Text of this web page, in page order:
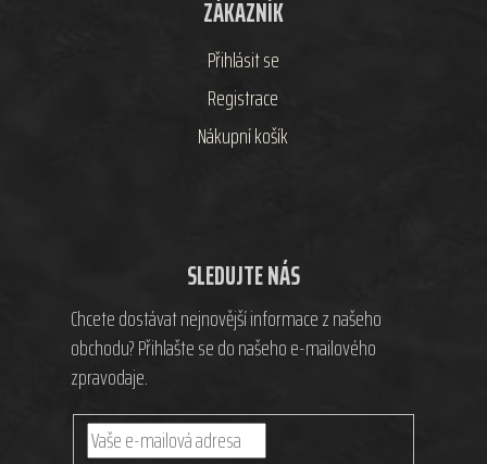
ZÁKAZNÍK
Přihlásit se
Registrace
Nákupní košík
SLEDUJTE NÁS
Chcete dostávat nejnovější informace z našeho
obchodu? Přihlašte se do našeho e-mailového
zpravodaje.